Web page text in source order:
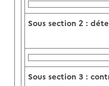
Sous section 2 :
Sous section 3 :